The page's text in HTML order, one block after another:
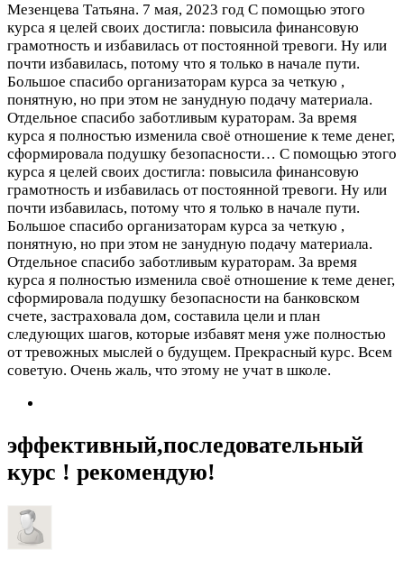
Мезенцева Татьяна. 7 мая, 2023 год С помощью этого
курса я целей своих достигла: повысила финансовую
грамотность и избавилась от постоянной тревоги. Ну или
почти избавилась, потому что я только в начале пути.
Большое спасибо организаторам курса за четкую ,
понятную, но при этом не занудную подачу материала.
Отдельное спасибо заботливым кураторам. За время
курса я полностью изменила своё отношение к теме денег,
сформировала подушку безопасности… С помощью этого
курса я целей своих достигла: повысила финансовую
грамотность и избавилась от постоянной тревоги. Ну или
почти избавилась, потому что я только в начале пути.
Большое спасибо организаторам курса за четкую ,
понятную, но при этом не занудную подачу материала.
Отдельное спасибо заботливым кураторам. За время
курса я полностью изменила своё отношение к теме денег,
сформировала подушку безопасности на банковском
счете, застраховала дом, составила цели и план
следующих шагов, которые избавят меня уже полностью
от тревожных мыслей о будущем. Прекрасный курс. Всем
советую. Очень жаль, что этому не учат в школе.
эффективный,последовательный
курс ! рекомендую!